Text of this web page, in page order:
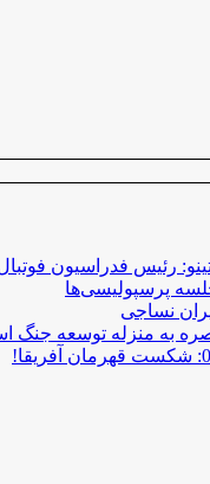
رئیس فدراسیون
پرسپولیسی‌ها
نساجی
به منزله توسعه جنگ